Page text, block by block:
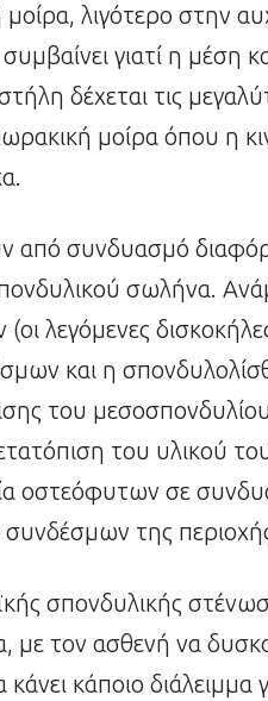
λιγότερο στην
γιατί η μέση
δέχεται τις
μοίρα όπου η
από συνδυασμό
σωλήνα.
λεγόμενες
και η
του
του υλικού
οστεόφυτων σε
της
σπονδυλικής
με τον ασθενή να
κάποιο διάλειμμα